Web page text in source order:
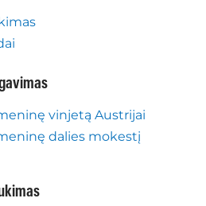
vinjetą Austrijai
dalies mokestį